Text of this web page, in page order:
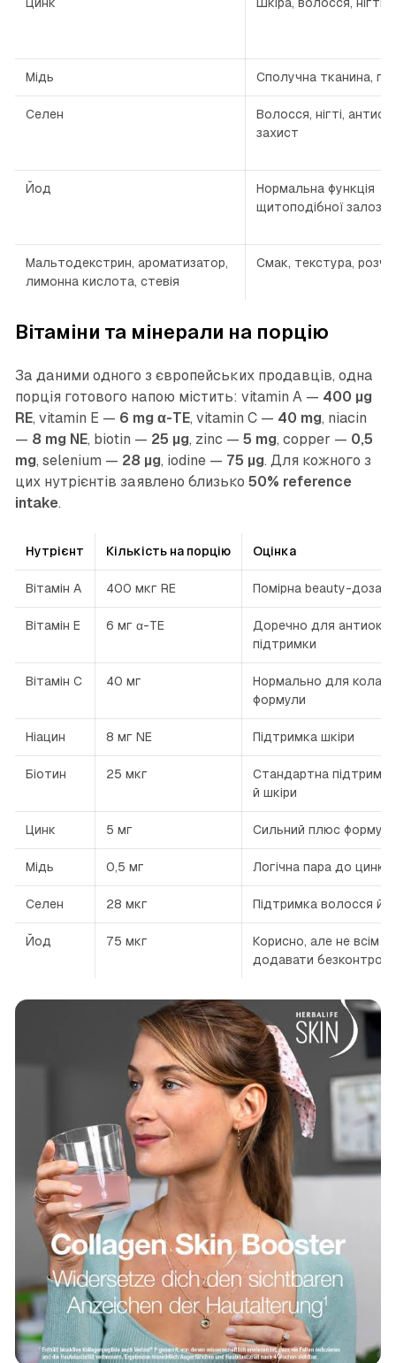
Мідь Сполучна тканина,
Селен
Волосся, нігті,
захист
Йод
Нормальна функція
щитоподібної залози
Мальтодекстрин, ароматизатор,
лимонна кислота, стевія
Смак, текстура,
Вітаміни та мінерали на порцію
За даними одного з європейських продавців, одна
порція готового напою містить: vitamin A — 400 µg
RE, vitamin E — 6 mg α-TE, vitamin C — 40 mg, niacin
— 8 mg NE, biotin — 25 µg, zinc — 5 mg, copper — 0,5
mg, selenium — 28 µg, iodine — 75 µg. Для кожного з
цих нутрієнтів заявлено близько 50% reference
intake.
Нутрієнт Кількість на порцію Оцінка
Вітамін A 400 мкг RE Помірна beauty-доза
Вітамін E 6 мг α-TE
Доречно для
підтримки
Вітамін C 40 мг
Нормально для
формули
Ніацин 8 мг NE Підтримка шкіри
Біотин 25 мкг
Стандартна
й шкіри
Цинк 5 мг Сильний плюс формули
Мідь 0,5 мг Логічна пара до цинку
Селен 28 мкг Підтримка волосся й
Йод 75 мкг
Корисно, але не всім
додавати